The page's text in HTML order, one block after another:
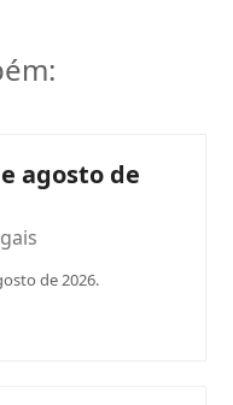
agosto de
de 2026.